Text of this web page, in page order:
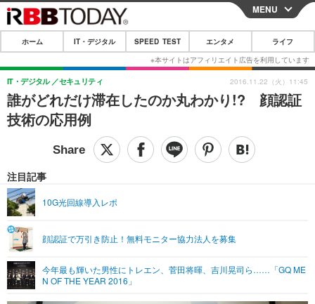
CLOSE
ホーム
IT・デジタル
IT・デジタルTOP スマートフォン
ショッピング その他
SPEED TEST
エンタメTOP 映画・ドラマ
グラビア ブログ
ショッピング その他
ライフTOP
リリース一覧
プッシュ通知の停止方法
MENU
ホーム IT・デジタル SPEED TEST エンタメ ライフ
誰がどれだけ滞在したのか丸わかり!? 顔認証
技術の応用例
IT・デジタル セキュリティ
注目記事
10G光回線導入レポ
顔認証で万引き防止！無料モニター協力法人を募集
今年最も輝いた男性にトレエン、菅田将暉、吉川晃司ら……「GQ ME
N OF THE YEAR 2016」
2016.11.22（火）11:45